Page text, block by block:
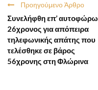
Προηγούμενο Άρθρο
Συνελήφθη επ’ αυτοφώρω
26χρονος για απόπειρα
τηλεφωνικής απάτης που
τελέσθηκε σε βάρος
56χρονης στη Φλώρινα